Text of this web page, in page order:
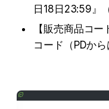
日18日23:59』
【販売商品コ
コード（PDから